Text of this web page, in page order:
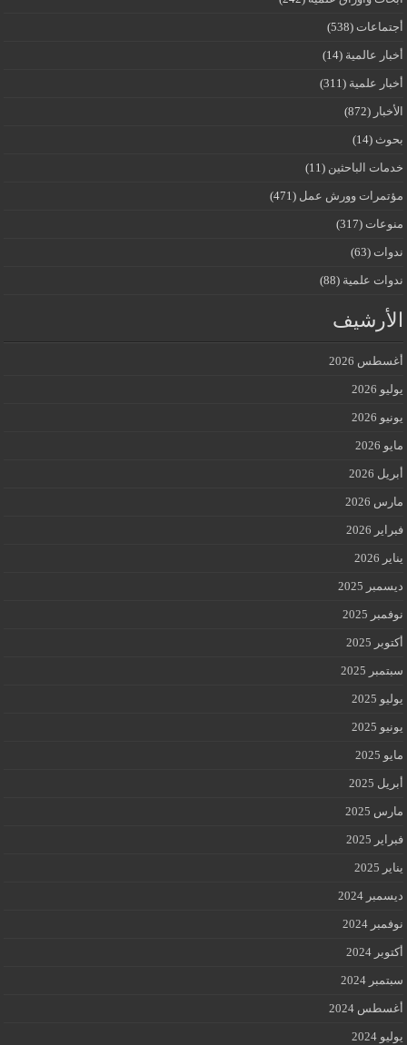
أجتماعات (538)
أخبار عالمية (14)
أخبار علمية (311)
الأخبار (872)
بحوث (14)
خدمات الباحثين (11)
مؤتمرات وورش عمل (471)
منوعات (317)
ندوات (63)
ندوات علمية (88)
الأرشيف
أغسطس 2026
يوليو 2026
يونيو 2026
مايو 2026
أبريل 2026
مارس 2026
فبراير 2026
يناير 2026
ديسمبر 2025
نوفمبر 2025
أكتوبر 2025
سبتمبر 2025
يوليو 2025
يونيو 2025
مايو 2025
أبريل 2025
مارس 2025
فبراير 2025
يناير 2025
ديسمبر 2024
نوفمبر 2024
أكتوبر 2024
سبتمبر 2024
أغسطس 2024
يوليو 2024